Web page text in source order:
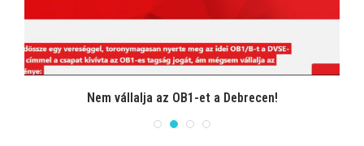
Nem vállalja az OB1-et a Debrecen!